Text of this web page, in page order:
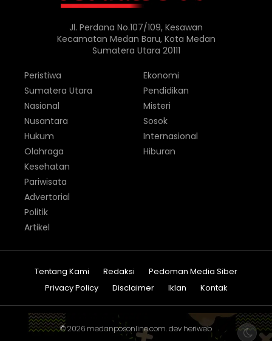
Jl. Perdana No.107/109, Kesawan
Kecamatan Medan Baru, Kota Medan
Sumatera Utara 20111
Peristiwa
Sumatera Utara
Nasional
Nusantara
Hukum
Olahraga
Ekonomi
Pendidikan
Misteri
Sosok
Internasional
Hiburan
Kesehatan
Pariwisata
Advertorial
Politik
Artikel
Tentang Kami Redaksi
Pedoman Media Siber
Privacy Policy
Disclaimer Iklan Kontak
© 2026 medanposonline.com. dev heriweb